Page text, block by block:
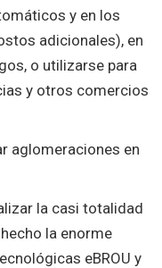
y en los
adicionales), en
o utilizarse para
y otros comercios
aglomeraciones en
la casi totalidad
la enorme
eBROU y